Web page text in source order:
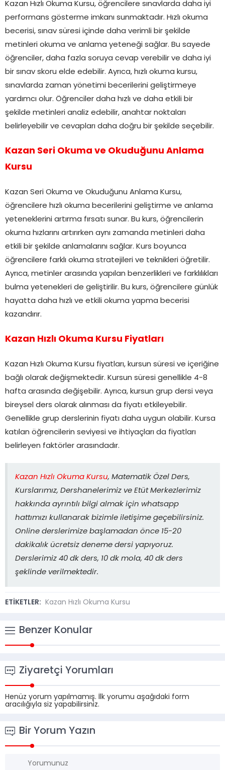
Kazan Hızlı Okuma Kursu, öğrencilere sınavlarda daha iyi
performans gösterme imkanı sunmaktadır. Hızlı okuma
becerisi, sınav süresi içinde daha verimli bir şekilde
metinleri okuma ve anlama yeteneği sağlar. Bu sayede
öğrenciler, daha fazla soruya cevap verebilir ve daha iyi
bir sınav skoru elde edebilir. Ayrıca, hızlı okuma kursu,
sınavlarda zaman yönetimi becerilerini geliştirmeye
yardımcı olur. Öğrenciler daha hızlı ve daha etkili bir
şekilde metinleri analiz edebilir, anahtar noktaları
belirleyebilir ve cevapları daha doğru bir şekilde seçebilir.
Kazan Seri Okuma ve Okuduğunu Anlama
Kursu
Kazan Seri Okuma ve Okuduğunu Anlama Kursu,
öğrencilere hızlı okuma becerilerini geliştirme ve anlama
yeteneklerini artırma fırsatı sunar. Bu kurs, öğrencilerin
okuma hızlarını artırırken aynı zamanda metinleri daha
etkili bir şekilde anlamalarını sağlar. Kurs boyunca
öğrencilere farklı okuma stratejileri ve teknikleri öğretilir.
Ayrıca, metinler arasında yapılan benzerlikleri ve farklılıkları
bulma yetenekleri de geliştirilir. Bu kurs, öğrencilere günlük
hayatta daha hızlı ve etkili okuma yapma becerisi
kazandırır.
Kazan Hızlı Okuma Kursu Fiyatları
Kazan Hızlı Okuma Kursu fiyatları, kursun süresi ve içeriğine
bağlı olarak değişmektedir. Kursun süresi genellikle 4-8
hafta arasında değişebilir. Ayrıca, kursun grup dersi veya
bireysel ders olarak alınması da fiyatı etkileyebilir.
Genellikle grup derslerinin fiyatı daha uygun olabilir. Kursa
katılan öğrencilerin seviyesi ve ihtiyaçları da fiyatları
belirleyen faktörler arasındadır.
Kazan Hızlı Okuma Kursu, Matematik Özel Ders,
Kurslarımız, Dershanelerimiz ve Etüt Merkezlerimiz
hakkında ayrıntılı bilgi almak için whatsapp
hattımızı kullanarak bizimle iletişime geçebilirsiniz.
Online derslerimize başlamadan önce 15-20
dakikalık ücretsiz deneme dersi yapıyoruz.
Derslerimiz 40 dk ders, 10 dk mola, 40 dk ders
şeklinde verilmektedir.
ETİKETLER: Kazan Hızlı Okuma Kursu
Benzer Konular
Ziyaretçi Yorumları
Henüz yorum yapılmamış. İlk yorumu aşağıdaki form
aracılığıyla siz yapabilirsiniz.
Bir Yorum Yazın